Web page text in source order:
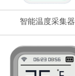
智能温度采集器